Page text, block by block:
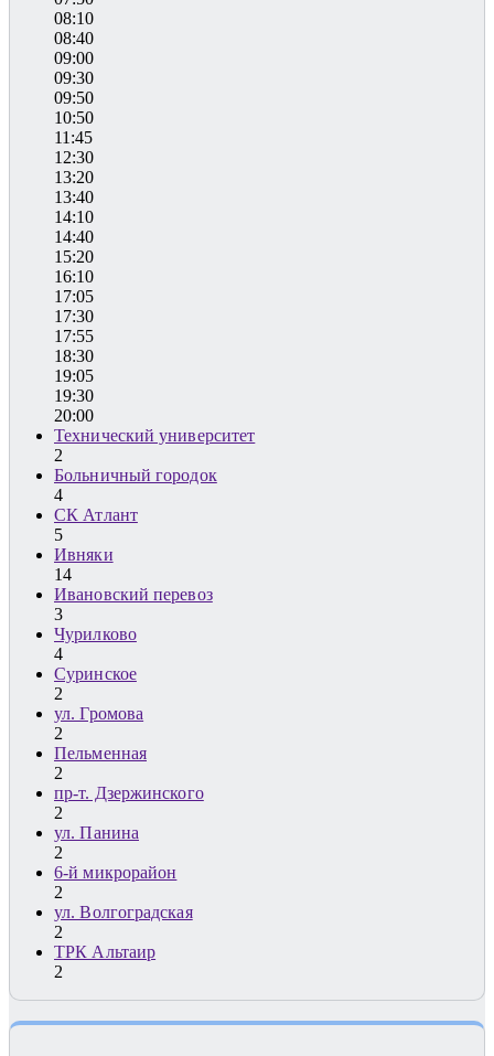
08:10
08:40
09:00
09:30
09:50
10:50
11:45
12:30
13:20
13:40
14:10
14:40
15:20
16:10
17:05
17:30
17:55
18:30
19:05
19:30
20:00
Технический университет
2
Больничный городок
4
СК Атлант
5
Ивняки
14
Ивановский перевоз
3
Чурилково
4
Суринское
2
ул. Громова
2
Пельменная
2
пр-т. Дзержинского
2
ул. Панина
2
6-й микрорайон
2
ул. Волгоградская
2
ТРК Альтаир
2